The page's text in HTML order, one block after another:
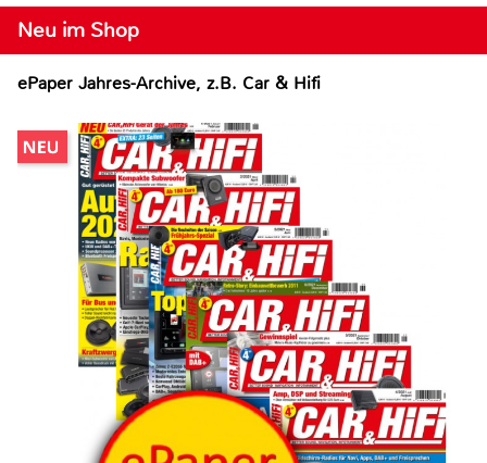
Neu im Shop
ePaper Jahres-Archive, z.B. Car & Hifi